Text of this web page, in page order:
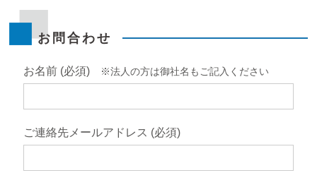
お問合わせ
お名前 (必須) ※法人の方は御社名もご記入ください
ご連絡先メールアドレス (必須)